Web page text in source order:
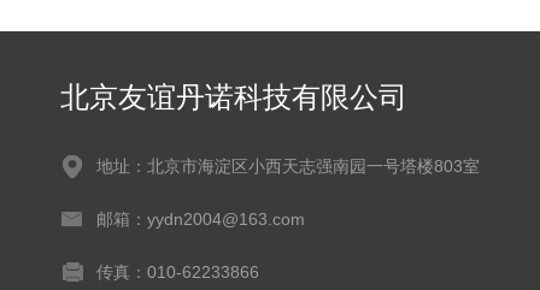
北京友谊丹诺科技有限公司
地址：北京市海淀区小西天志强南园一号塔楼803室
邮箱：yydn2004@163.com
传真：010-62233866